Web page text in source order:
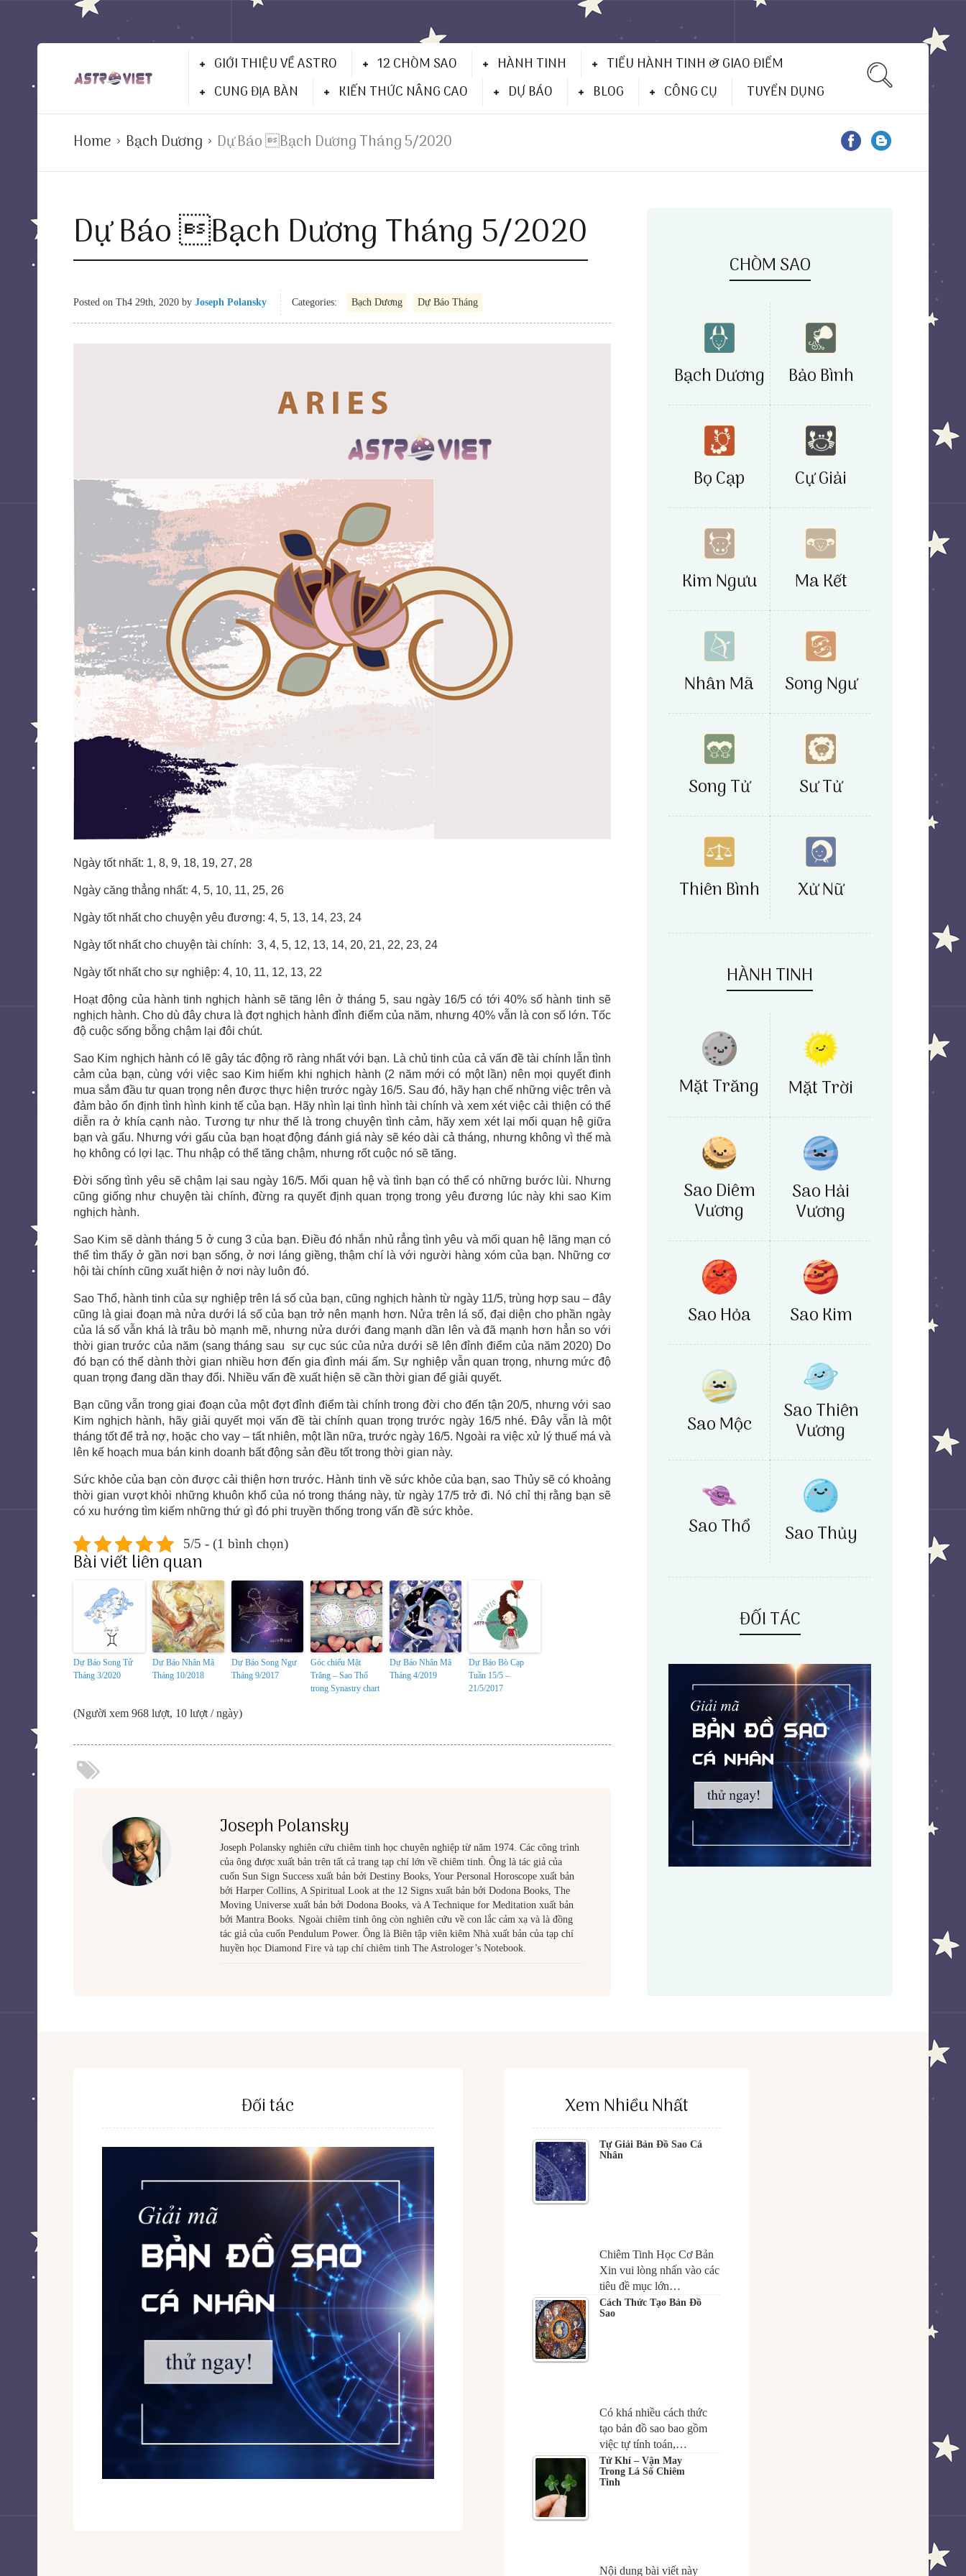
GIỚI THIỆU VỀ ASTRO 12 CHÒM SAO HÀNH TINH
TIỂU HÀNH TINH & GIAO ĐIỂM
CUNG ĐỊA BÀN
KIẾN THỨC NÂNG CAO DỰ BÁO BLOG CÔNG CỤ TUYỂN DỤNG
Home Bạch Dương Dự Báo Bạch Dương Tháng 5/2020
Dự Báo Bạch Dương Tháng 5/2020
Posted on Th4 29th, 2020 by Joseph Polansky Categories: Bạch Dương Dự Báo Tháng
Ngày tốt nhất: 1, 8, 9, 18, 19, 27, 28
Ngày căng thẳng nhất: 4, 5, 10, 11, 25, 26
Ngày tốt nhất cho chuyện yêu đương: 4, 5, 13, 14, 23, 24
Ngày tốt nhất cho chuyện tài chính: 3, 4, 5, 12, 13, 14, 20, 21, 22, 23, 24
Ngày tốt nhất cho sự nghiệp: 4, 10, 11, 12, 13, 22
Hoạt động của hành tinh nghịch hành sẽ tăng lên ở tháng 5, sau ngày 16/5 có tới 40% số hành tinh sẽ
nghịch hành. Cho dù đây chưa là đợt nghịch hành đỉnh điểm của năm, nhưng 40% vẫn là con số lớn. Tốc
độ cuộc sống bỗng chậm lại đôi chút.
Sao Kim nghịch hành có lẽ gây tác động rõ ràng nhất với bạn. Là chủ tinh của cả vấn đề tài chính lẫn tình
cảm của bạn, cùng với việc sao Kim hiếm khi nghịch hành (2 năm mới có một lần) nên mọi quyết đinh
mua sắm đầu tư quan trọng nên được thực hiện trước ngày 16/5. Sau đó, hãy hạn chế những việc trên và
đảm bảo ổn định tình hình kinh tế của bạn. Hãy nhìn lại tình hình tài chính và xem xét việc cải thiện có thể
diễn ra ở khía cạnh nào. Tương tự như thế là trong chuyện tình cảm, hãy xem xét lại mối quạn hệ giữa
bạn và gấu. Nhưng với gấu của bạn hoạt động đánh giá này sẽ kéo dài cả tháng, nhưng không vì thế mà
họ không có lợi lạc. Thu nhập có thể tăng chậm, nhưng rốt cuộc nó sẽ tăng.
Đời sống tình yêu sẽ chậm lại sau ngày 16/5. Mối quan hệ và tình bạn có thể có những bước lùi. Nhưng
cũng giống như chuyện tài chính, đừng ra quyết định quan trọng trong yêu đương lúc này khi sao Kim
nghịch hành.
Sao Kim sẽ dành tháng 5 ở cung 3 của bạn. Điều đó nhắn nhủ rẳng tình yêu và mối quan hệ lãng mạn có
thể tìm thấy ở gần nơi bạn sống, ở nơi láng giềng, thậm chí là với người hàng xóm của bạn. Những cơ
hội tài chính cũng xuất hiện ở nơi này luôn đó.
Sao Thổ, hành tinh của sự nghiệp trên lá số của bạn, cũng nghịch hành từ ngày 11/5, trùng hợp sau – đây
cũng là giai đoạn mà nửa dưới lá số của bạn trở nên mạnh hơn. Nửa trên lá số, đại diện cho phần ngày
của lá số vẫn khá là trâu bò mạnh mẽ, nhưng nửa dưới đang mạnh dần lên và đã mạnh hơn hẳn so với
thời gian trước của năm (sang tháng sau
sự cục súc của nửa dưới sẽ lên đỉnh điểm của năm 2020) Do
đó bạn có thể dành thời gian nhiều hơn đến gia đình mái ấm. Sự nghiệp vẫn quan trọng, nhưng mức độ
quan trọng đang dần thay đổi. Nhiều vấn đề xuất hiện sẽ cần thời gian để giải quyết.
Bạn cũng vẫn trong giai đoạn của một đợt đỉnh điểm tài chính trong đời cho đến tận 20/5, nhưng với sao
Kim nghịch hành, hãy giải quyết mọi vấn đề tài chính quan trọng trước ngày 16/5 nhé. Đây vẫn là một
tháng tốt để trả nợ, hoặc cho vay – tất nhiên, một lần nữa, trước ngày 16/5. Ngoài ra việc xử lý thuế má và
lên kế hoạch mua bán kinh doanh bất động sản đều tốt trong thời gian này.
Sức khỏe của bạn còn được cải thiện hơn trước. Hành tinh về sức khỏe của bạn, sao Thủy sẽ có khoảng
thời gian vượt khỏi những khuôn khổ của nó trong tháng này, từ ngày 17/5 trở đi. Nó chỉ thị rằng bạn sẽ
có xu hướng tìm kiếm những thứ gì đó phi truyền thống trong vấn đề sức khỏe.
5/5 - (1 bình chọn)
Bài viết liên quan
Dự Báo Song Tử
Tháng 3/2020
Dự Báo Nhân Mã
Tháng 10/2018
Dự Báo Song Ngư
Tháng 9/2017
Góc chiếu Mặt
Trăng – Sao Thổ
trong Synastry chart
Dự Báo Nhân Mã
Tháng 4/2019
Dự Báo Bò Cạp
Tuần 15/5 –
21/5/2017
(Người xem 968 lượt, 10 lượt / ngày)
Joseph Polansky
Joseph Polansky nghiên cứu chiêm tinh học chuyên nghiệp từ năm 1974. Các công trình
của ông được xuất bản trên tất cả trang tạp chí lớn về chiêm tinh. Ông là tác giả của
cuốn Sun Sign Success xuất bản bởi Destiny Books, Your Personal Horoscope xuất bản
bởi Harper Collins, A Spiritual Look at the 12 Signs xuất bản bởi Dodona Books, The
Moving Universe xuất bản bởi Dodona Books, và A Technique for Meditation xuất bản
bởi Mantra Books. Ngoài chiêm tinh ông còn nghiên cứu về con lắc cảm xạ và là đồng
tác giả của cuốn Pendulum Power. Ông là Biên tập viên kiêm Nhà xuất bản của tạp chí
huyền học Diamond Fire và tạp chí chiêm tinh The Astrologer’s Notebook.
CHÒM SAO
Bạch Dương Bảo Bình
Bọ Cạp Cự Giải
Kim Ngưu Ma Kết
Nhân Mã Song Ngư
Song Tử Sư Tử
Thiên Bình Xử Nữ
HÀNH TINH
Mặt Trăng Mặt Trời
Sao Diêm
Vương
Sao Hải
Vương
Sao Hỏa Sao Kim
Sao Mộc Sao Thiên
Vương
Sao Thổ Sao Thủy
ĐỐI TÁC
Đối tác Xem Nhiều Nhất
Tự Giải Bản Đồ Sao Cá
Nhân
Chiêm Tinh Học Cơ Bản
Xin vui lòng nhấn vào các
tiêu đề mục lớn…
Cách Thức Tạo Bản Đồ
Sao
Có khá nhiều cách thức
tạo bản đồ sao bao gồm
việc tự tính toán,…
Tử Khí – Vận May
Trong Lá Số Chiêm
Tinh
Nội dung bài viết này